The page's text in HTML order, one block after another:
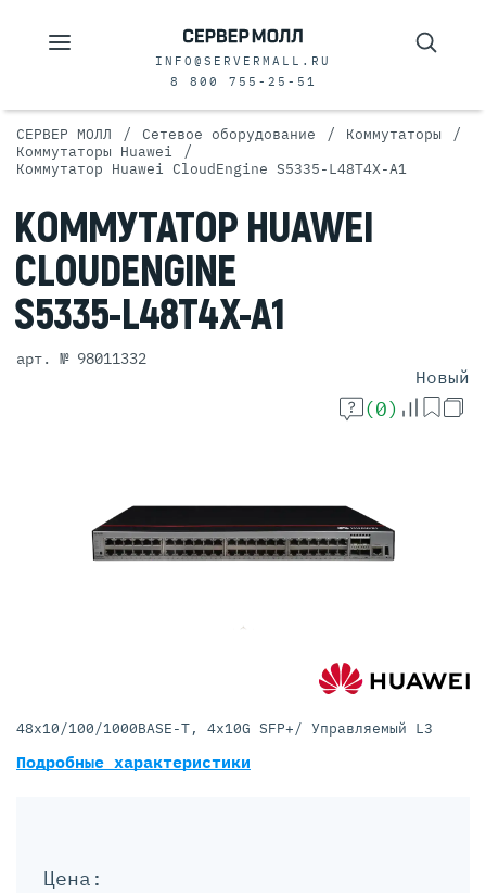
INFO@SERVERMALL.RU
8 800 755-25-51
СЕРВЕР МОЛЛ / Сетевое оборудование / Коммутаторы /
Коммутаторы Huawei /
Коммутатор Huawei CloudEngine S5335-L48T4X-A1
КОММУТАТОР HUAWEI
CLOUDENGINE
S5335-L48T4X-A1
арт. № 98011332
Новый
(0)
Цена:
48x10/100/1000BASE-T, 4x10G SFP+/ Управляемый L3
Подробные характеристики